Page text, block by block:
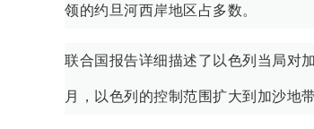
领的约旦河西岸地区占多数。
联合国报告详细描述了以色列当局对
月，以色列的控制范围扩大到加沙地带